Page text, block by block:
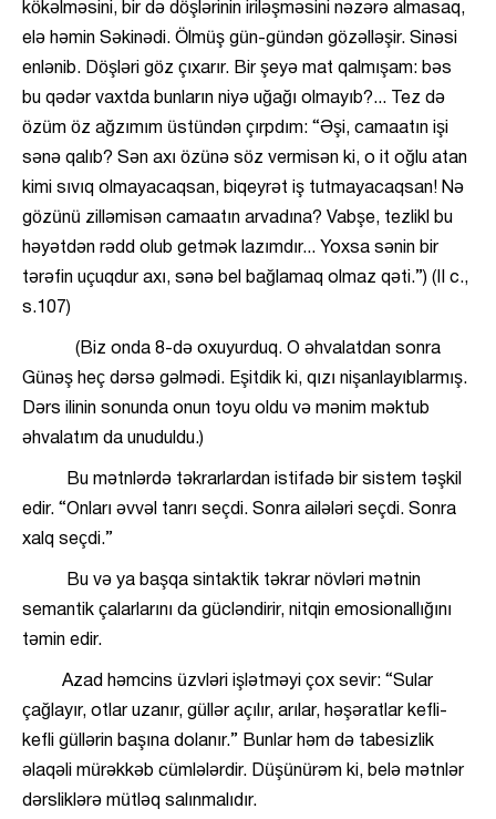
kökəlməsini, bir də döşlərinin iriləşməsini nəzərə almasaq,
elə həmin Səkinədi. Ölmüş gün-gündən gözəlləşir. Sinəsi
enlənib. Döşləri göz çıxarır. Bir şeyə mat qalmışam: bəs
bu qədər vaxtda bunların niyə uğağı olmayıb?... Tez də
özüm öz ağzımım üstündən çırpdım: “Əşi, camaatın işi
sənə qalıb? Sən axı özünə söz vermisən ki, o it oğlu atan
kimi sıvıq olmayacaqsan, biqeyrət iş tutmayacaqsan! Nə
gözünü zilləmisən camaatın arvadına? Vabşe, tezlikl bu
həyətdən rədd olub getmək lazımdır... Yoxsa sənin bir
tərəfin uçuqdur axı, sənə bel bağlamaq olmaz qəti.”) (II c.,
s.107)
(Biz onda 8-də oxuyurduq. O əhvalatdan sonra
Günəş heç dərsə gəlmədi. Eşitdik ki, qızı nişanlayıblarmış.
Dərs ilinin sonunda onun toyu oldu və mənim məktub
əhvalatım da unuduldu.)
Bu mətnlərdə təkrarlardan istifadə bir sistem təşkil
edir. “Onları əvvəl tanrı seçdi. Sonra ailələri seçdi. Sonra
xalq seçdi.”
Bu və ya başqa sintaktik təkrar növləri mətnin
semantik çalarlarını da gücləndirir, nitqin emosionallığını
təmin edir.
Azad həmcins üzvləri işlətməyi çox sevir: “Sular
çağlayır, otlar uzanır, güllər açılır, arılar, həşəratlar kefli-
kefli güllərin başına dolanır.” Bunlar həm də tabesizlik
əlaqəli mürəkkəb cümlələrdir. Düşünürəm ki, belə mətnlər
dərsliklərə mütləq salınmalıdır.